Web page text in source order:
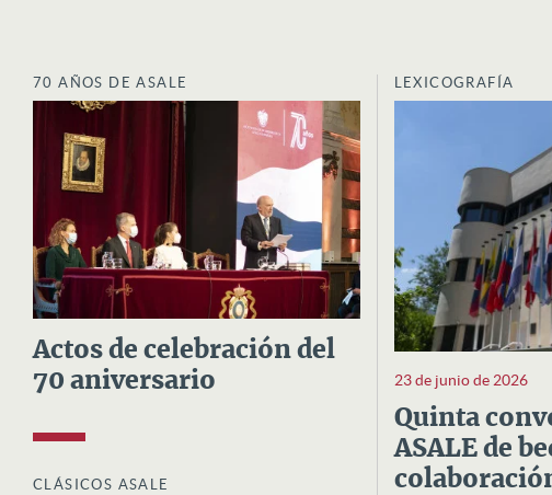
70 AÑOS DE ASALE
Actos de celebración del
70 aniversario
CLÁSICOS ASALE
LEXICOGRAFÍA
23 de junio de 2026
Quinta
ASALE de